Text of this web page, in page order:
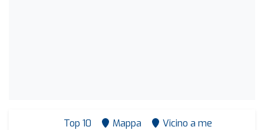
Top 10 Mappa Vicino a me